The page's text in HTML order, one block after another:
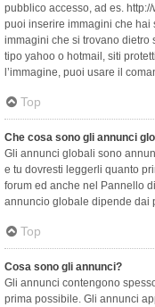
pubblico accesso, ad es.
puoi inserire immagini che hai
immagini che si trovano dietro
tipo yahoo o hotmail, siti
l’immagine, puoi usare il
Top
Che cosa sono gli annunci
Gli annunci globali sono
e tu dovresti leggerli quanto
forum ed anche nel Pannello
annuncio globale dipende dai
Top
Cosa sono gli annunci?
Gli annunci contengono
prima possibile. Gli annunci